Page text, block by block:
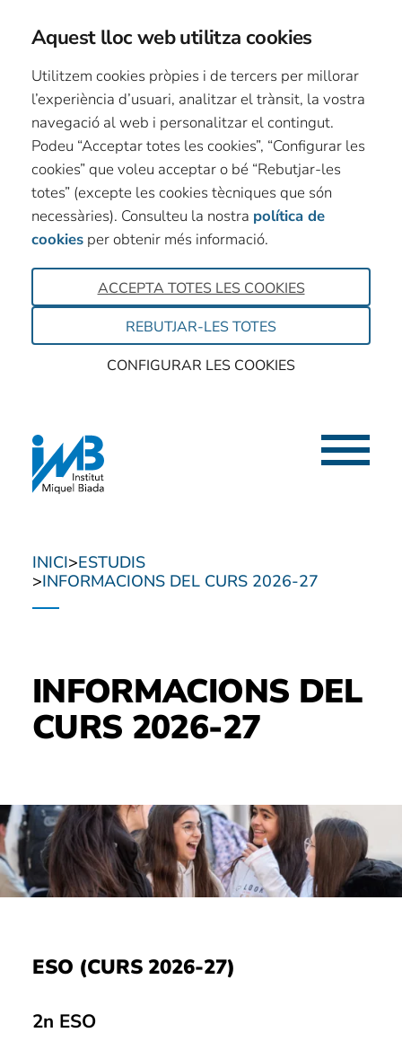
Aquest lloc web utilitza cookies
Utilitzem cookies pròpies i de tercers per millorar
l’experiència d’usuari, analitzar el trànsit, la vostra
navegació al web i personalitzar el contingut.
Podeu “Acceptar totes les cookies”, “Configurar les
cookies” que voleu acceptar o bé “Rebutjar-les
totes” (excepte les cookies tècniques que són
necessàries). Consulteu la nostra política de
cookies per obtenir més informació.
ACCEPTA TOTES LES COOKIES
REBUTJAR-LES TOTES
CONFIGURAR LES COOKIES
Menú
INICI ESTUDIS
INFORMACIONS DEL CURS 2026-27
INFORMACIONS DEL
CURS 2026-27
ESO (CURS 2026-27)
2n ESO